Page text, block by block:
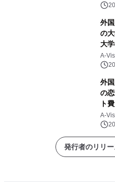
外
の
大
門
は
A-
外
の
ト
り
の
A-
発行者のリリ